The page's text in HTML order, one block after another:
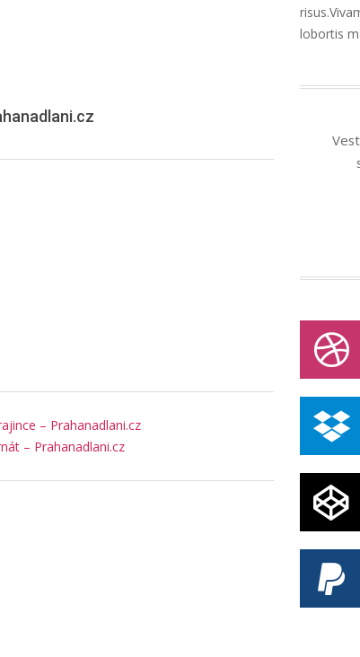
– Prahanadlani.cz
– Prahanadlani.cz
lobortis